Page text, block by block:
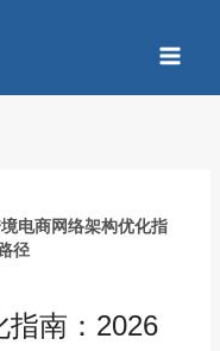
电商网络架构优化指
径
指南：2026